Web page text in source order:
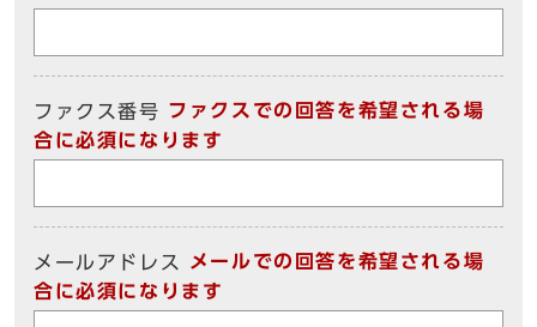
ファクス番号 ファクスでの回答を希望される場
合に必須になります
メールアドレス
メールでの回答を希望される場
合に必須になります